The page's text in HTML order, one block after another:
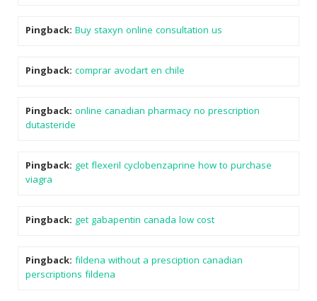
Pingback: Buy staxyn online consultation us
Pingback: comprar avodart en chile
Pingback: online canadian pharmacy no prescription
dutasteride
Pingback: get flexeril cyclobenzaprine how to purchase
viagra
Pingback: get gabapentin canada low cost
Pingback: fildena without a presciption canadian
perscriptions fildena